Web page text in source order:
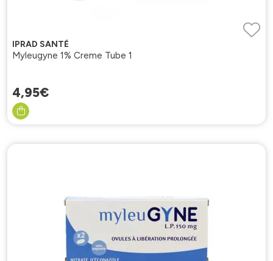
IPRAD SANTÉ
Myleugyne 1% Creme Tube 1
4,95€